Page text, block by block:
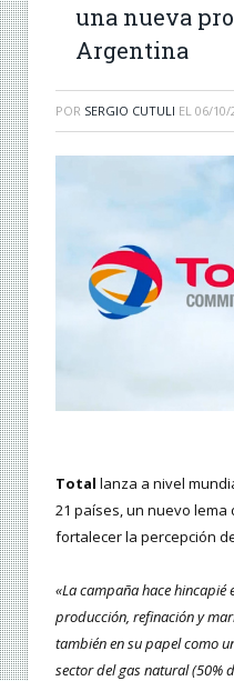
una nueva
Argentina
POR SERGIO CUTULI EL 06/10/
Total lanza a nivel
21 países, un nuevo
fortalecer la percepción
«La campaña hace hincapié
producción, refinación y
también en su papel como
sector del gas natural (50%